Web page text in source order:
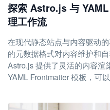
探索 Astro.js 与
理工作流
在现代静态站点与内容驱动
的元数据格式对内容维护和自
Astro.js 提供了灵活的内容渲
YAML Frontmatter 模板，可